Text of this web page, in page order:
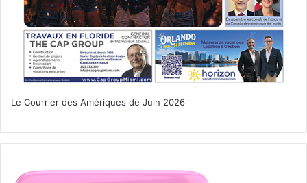
Le Courrier des Amériques de Juin 2026